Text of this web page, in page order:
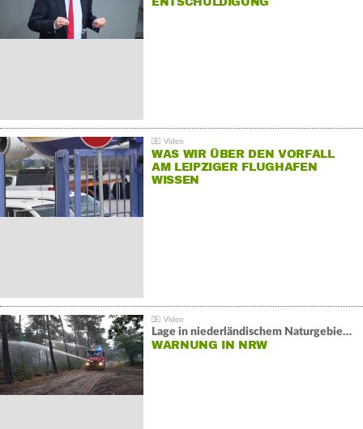
WAS WIR ÜBER DEN VORFALL
AM LEIPZIGER FLUGHAFEN
WISSEN
Lage in niederländischem Naturgebiet stabil
WARNUNG IN NRW